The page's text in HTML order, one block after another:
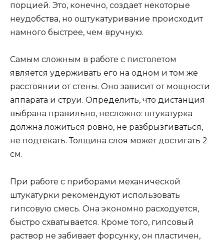
порцией. Это, конечно, создает некоторые
неудобства, но оштукатуривание происходит
намного быстрее, чем вручную.
Самым сложным в работе с пистолетом
является удерживать его на одном и том же
расстоянии от стены. Оно зависит от мощности
аппарата и струи. Определить, что дистанция
выбрана правильно, несложно: штукатурка
должна ложиться ровно, не разбрызгиваться,
не подтекать. Толщина слоя может достигать 2
см.
При работе с приборами механической
штукатурки рекомендуют использовать
гипсовую смесь. Она экономно расходуется,
быстро схватывается. Кроме того, гипсовый
раствор не забивает форсунку, он пластичен,